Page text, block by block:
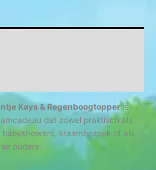
Kaya & Regenboogtopperis
dat zowel praktisch als
kraambezoek of als
ouders.